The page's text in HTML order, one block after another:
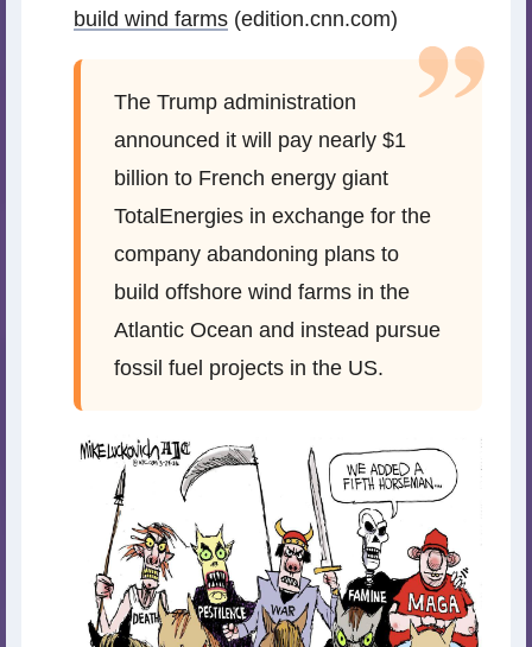
build wind farms (edition.cnn.com)
The Trump administration
announced it will pay nearly $1
billion to French energy giant
TotalEnergies in exchange for the
company abandoning plans to
build offshore wind farms in the
Atlantic Ocean and instead pursue
fossil fuel projects in the US.